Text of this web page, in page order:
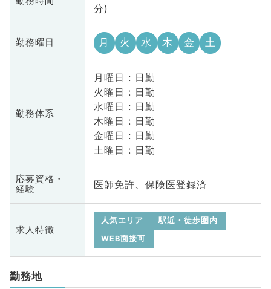
分)
勤務曜日 月 火 水 木 金 土
勤務体系
月曜日 : 日勤
火曜日 : 日勤
水曜日 : 日勤
木曜日 : 日勤
金曜日 : 日勤
土曜日 : 日勤
応募資格・
経験
医師免許、保険医登録済
求人特徴
人気エリア
駅近・徒歩圏内
WEB面接可
勤務地